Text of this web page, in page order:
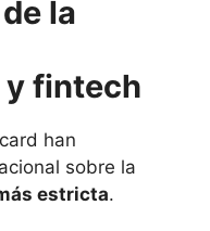
la
fintech
han
sobre la
estricta.